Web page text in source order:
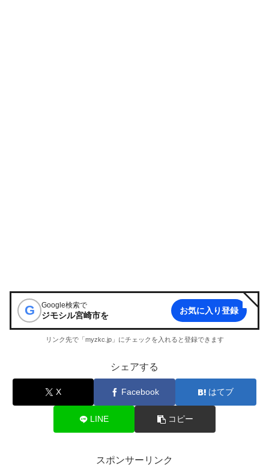
G Google検索で
ジモシル宮崎市を お気に入り登録
リンク先で「myzkc.jp」にチェックを入れると登録できます
シェアする
X Facebook はてブ
LINE コピー
スポンサーリンク